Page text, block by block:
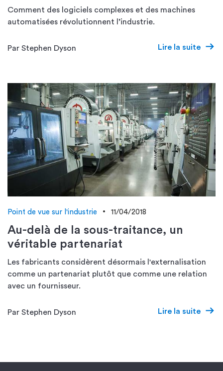
Comment des logiciels complexes et des machines
automatisées révolutionnent l’industrie.
Par Stephen Dyson Lire la suite
Point de vue sur l'industrie 11/04/2018
Au-delà de la sous-traitance, un
véritable partenariat
Les fabricants considèrent désormais l'externalisation
comme un partenariat plutôt que comme une relation
avec un fournisseur.
Par Stephen Dyson Lire la suite